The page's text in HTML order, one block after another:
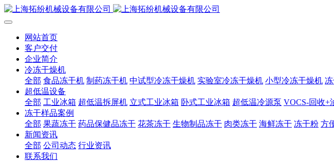
网站首页
客户交付
企业简介
冷冻干燥机
全部 食品冻干机 制药冻干机 中试型冷冻干燥机 实验室冷冻干燥机 小型冷冻干燥机
超低温设备
全部 工业冰箱 超低温拆屏机 立式工业冰箱 卧式工业冰箱 超低温冷源泵 VOCS-回收+
冻干样品案例
全部 果蔬冻干 药品保健品冻干 花茶冻干 生物制品冻干 肉类冻干 海鲜冻干 冻干粉 方
新闻资讯
全部 公司动态 行业资讯
联系我们